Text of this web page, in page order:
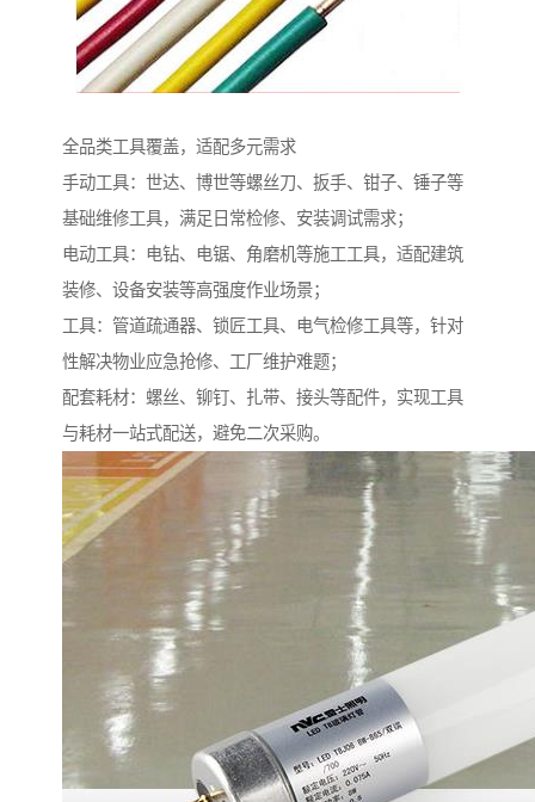
全品类工具覆盖，适配多元需求​
手动工具：世达、博世等螺丝刀、扳手、钳子、锤子等
基础维修工具，满足日常检修、安装调试需求；​
电动工具：电钻、电锯、角磨机等施工工具，适配建筑
装修、设备安装等高强度作业场景；​
工具：管道疏通器、锁匠工具、电气检修工具等，针对
性解决物业应急抢修、工厂维护难题；​
配套耗材：螺丝、铆钉、扎带、接头等配件，实现工具
与耗材一站式配送，避免二次采购。